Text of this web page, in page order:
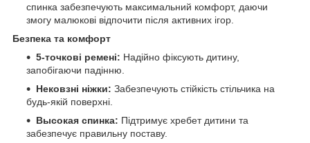
спинка забезпечують максимальний комфорт, даючи
змогу малюкові відпочити після активних ігор.
Безпека та комфорт
5-точкові ремені: Надійно фіксують дитину,
запобігаючи падінню.
Нековзні ніжки: Забезпечують стійкість стільчика на
будь-якій поверхні.
Высокая спинка: Підтримує хребет дитини та
забезпечує правильну поставу.